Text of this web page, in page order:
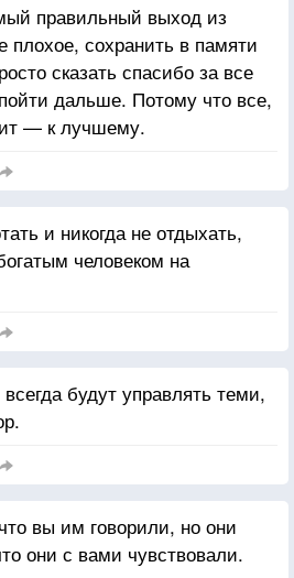
правильный выход из
плохое, сохранить в памяти
сказать спасибо за все
дальше. Потому что все,
— к лучшему.
и никогда не отдыхать,
человеком на
будут управлять теми,
вы им говорили, но они
они с вами чувствовали.